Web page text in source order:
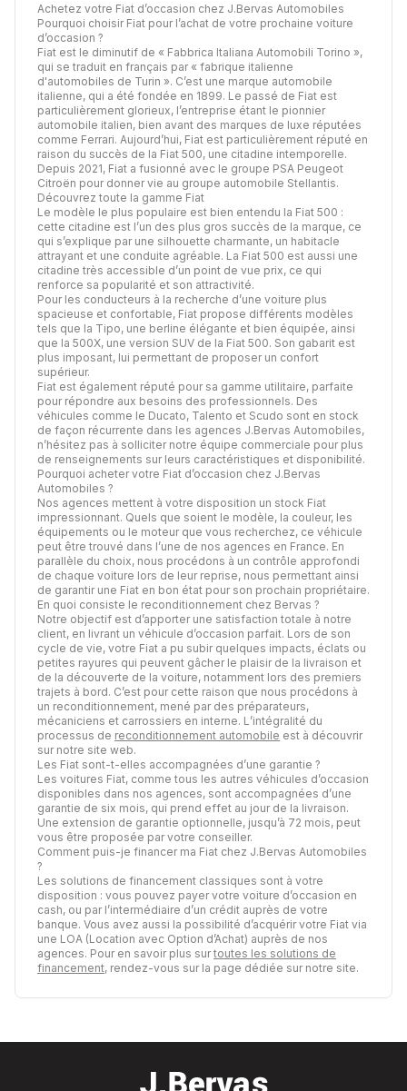
Achetez votre Fiat d’occasion chez J.Bervas Automobiles
Pourquoi choisir Fiat pour l’achat de votre prochaine voiture
d’occasion ?
Fiat est le diminutif de « Fabbrica Italiana Automobili Torino »,
qui se traduit en français par « fabrique italienne
d'automobiles de Turin ». C’est une marque automobile
italienne, qui a été fondée en 1899. Le passé de Fiat est
particulièrement glorieux, l’entreprise étant le pionnier
automobile italien, bien avant des marques de luxe réputées
comme Ferrari. Aujourd’hui, Fiat est particulièrement réputé en
raison du succès de la Fiat 500, une citadine intemporelle.
Depuis 2021, Fiat a fusionné avec le groupe PSA Peugeot
Citroën pour donner vie au groupe automobile Stellantis.
Découvrez toute la gamme Fiat
Le modèle le plus populaire est bien entendu la Fiat 500 :
cette citadine est l’un des plus gros succès de la marque, ce
qui s’explique par une silhouette charmante, un habitacle
attrayant et une conduite agréable. La Fiat 500 est aussi une
citadine très accessible d’un point de vue prix, ce qui
renforce sa popularité et son attractivité.
Pour les conducteurs à la recherche d’une voiture plus
spacieuse et confortable, Fiat propose différents modèles
tels que la Tipo, une berline élégante et bien équipée, ainsi
que la 500X, une version SUV de la Fiat 500. Son gabarit est
plus imposant, lui permettant de proposer un confort
supérieur.
Fiat est également réputé pour sa gamme utilitaire, parfaite
pour répondre aux besoins des professionnels. Des
véhicules comme le Ducato, Talento et Scudo sont en stock
de façon récurrente dans les agences J.Bervas Automobiles,
n’hésitez pas à solliciter notre équipe commerciale pour plus
de renseignements sur leurs caractéristiques et disponibilité.
Pourquoi acheter votre Fiat d’occasion chez J.Bervas
Automobiles ?
Nos agences mettent à votre disposition un stock Fiat
impressionnant. Quels que soient le modèle, la couleur, les
équipements ou le moteur que vous recherchez, ce véhicule
peut être trouvé dans l’une de nos agences en France. En
parallèle du choix, nous procédons à un contrôle approfondi
de chaque voiture lors de leur reprise, nous permettant ainsi
de garantir une Fiat en bon état pour son prochain propriétaire.
En quoi consiste le reconditionnement chez Bervas ?
Notre objectif est d’apporter une satisfaction totale à notre
client, en livrant un véhicule d’occasion parfait. Lors de son
cycle de vie, votre Fiat a pu subir quelques impacts, éclats ou
petites rayures qui peuvent gâcher le plaisir de la livraison et
de la découverte de la voiture, notamment lors des premiers
trajets à bord. C’est pour cette raison que nous procédons à
un reconditionnement, mené par des préparateurs,
mécaniciens et carrossiers en interne. L’intégralité du
processus de reconditionnement automobile est à découvrir
sur notre site web.
Les Fiat sont-t-elles accompagnées d’une garantie ?
Les voitures Fiat, comme tous les autres véhicules d’occasion
disponibles dans nos agences, sont accompagnées d’une
garantie de six mois, qui prend effet au jour de la livraison.
Une extension de garantie optionnelle, jusqu’à 72 mois, peut
vous être proposée par votre conseiller.
Comment puis-je financer ma Fiat chez J.Bervas Automobiles
?
Les solutions de financement classiques sont à votre
disposition : vous pouvez payer votre voiture d’occasion en
cash, ou par l’intermédiaire d’un crédit auprès de votre
banque. Vous avez aussi la possibilité d’acquérir votre Fiat via
une LOA (Location avec Option d’Achat) auprès de nos
agences. Pour en savoir plus surtoutes les solutions de
financement, rendez-vous sur la page dédiée sur notre site.